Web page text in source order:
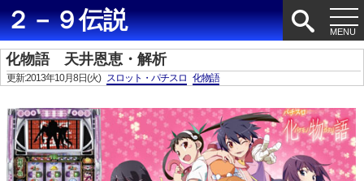
２－９伝説
化物語 天井恩恵・解析
更新:2013年10月8日(火) スロット・パチスロ 化物語